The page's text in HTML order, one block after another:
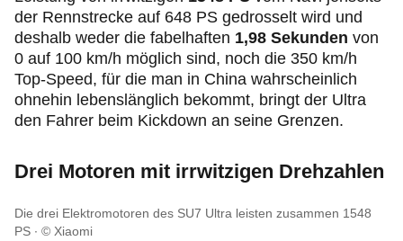
der Rennstrecke auf 648 PS gedrosselt wird und
deshalb weder die fabelhaften 1,98 Sekunden von
0 auf 100 km/h möglich sind, noch die 350 km/h
Top-Speed, für die man in China wahrscheinlich
ohnehin lebenslänglich bekommt, bringt der Ultra
den Fahrer beim Kickdown an seine Grenzen.
Drei Motoren mit irrwitzigen Drehzahlen
Die drei Elektromotoren des SU7 Ultra leisten zusammen 1548
PS
© Xiaomi